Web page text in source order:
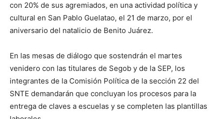
con 20% de sus agremiados, en una actividad política y
cultural en San Pablo Guelatao, el 21 de marzo, por el
aniversario del natalicio de Benito Juárez.
En las mesas de diálogo que sostendrán el martes
venidero con las titulares de Segob y de la SEP, los
integrantes de la Comisión Política de la sección 22 del
SNTE demandarán que concluyan los procesos para la
entrega de claves a escuelas y se completen las plantillas